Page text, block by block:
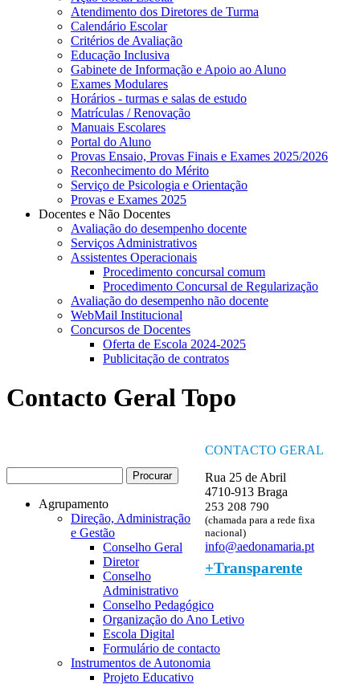
Atendimento dos Diretores de Turma
Calendário Escolar
Critérios de Avaliação
Educação Inclusiva
Gabinete de Informação e Apoio ao Aluno
Exames Modulares
Horários - turmas e salas de estudo
Matrículas / Renovação
Manuais Escolares
Portal do Aluno
Provas Ensaio, Provas Finais e Exames 2025/2026
Reconhecimento do Mérito
Serviço de Psicologia e Orientação
Provas e Exames 2025
Docentes e Não Docentes
Avaliação do desempenho docente
Serviços Administrativos
Assistentes Operacionais
Procedimento concursal comum
Procedimento Concursal de Regularização
Avaliação do desempenho não docente
WebMail Institucional
Concursos de Docentes
Oferta de Escola 2024-2025
Publicitação de contratos
Contacto Geral Topo
CONTACTO GERAL
Rua 25 de Abril
4710-913 Braga
253 208 790
(chamada para a rede fixa
nacional)
info@aedonamaria.pt
+Transparente
Formulário de procura
Agrupamento
Direção, Administração
e Gestão
Conselho Geral
Diretor
Conselho
Administrativo
Conselho Pedagógico
Organização do Ano Letivo
Escola Digital
Formulário de contacto
Instrumentos de Autonomia
Projeto Educativo